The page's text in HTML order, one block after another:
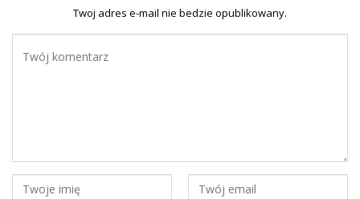
Twoj adres e-mail nie bedzie opublikowany.